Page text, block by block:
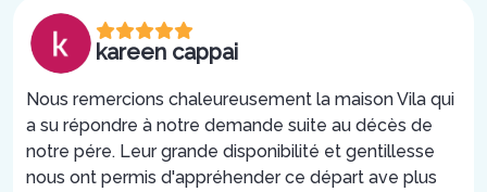
kareen cappai
Nous remercions chaleureusement la maison Vila qui
a su répondre à notre demande suite au décès de
notre pére. Leur grande disponibilité et gentillesse
nous ont permis d'appréhender ce départ ave plus